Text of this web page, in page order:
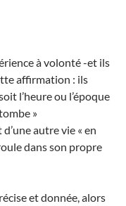
à volonté -et ils
affirmation : ils
l’heure ou l’époque
»
autre vie « en
dans son propre
et donnée, alors